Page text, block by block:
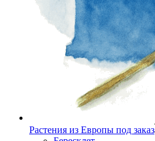
Растения из Европы под заказ